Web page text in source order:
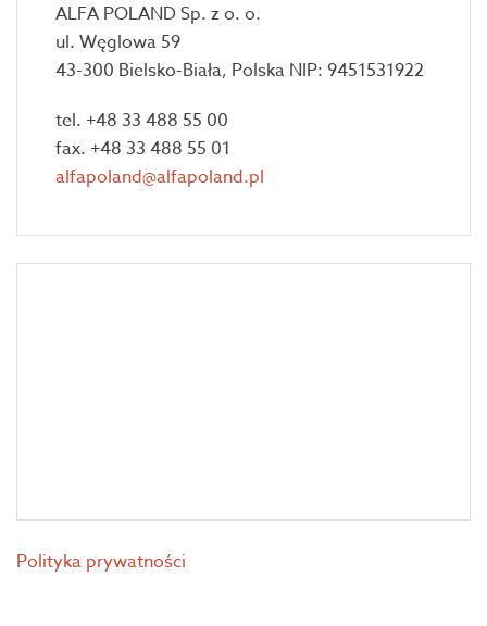
ALFA POLAND Sp. z o. o.
ul. Węglowa 59
43-300 Bielsko-Biała, Polska NIP: 9451531922
tel. +48 33 488 55 00
fax. +48 33 488 55 01
alfapoland@alfapoland.pl
Polityka prywatności